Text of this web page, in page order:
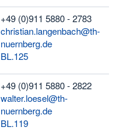
telefon
+49 (0)911 5880 - 2783
email
christian.langenbach@th-
nuernberg.de
Raum
BL.125
telefon
+49 (0)911 5880 - 2822
email
walter.loesel@th-
nuernberg.de
Raum
BL.119